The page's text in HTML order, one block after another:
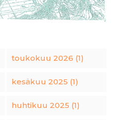
toukokuu 2026 (1)
kesäkuu 2025 (1)
huhtikuu 2025 (1)